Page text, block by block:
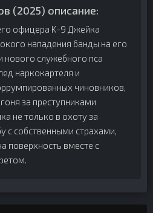
(2025) описание:
офицера K-9 Джейка
нападения банды на его
нового служебного пса
наркокартеля и
чиновников,
за преступниками
не только в охоту за
с собственными страхами,
поверхность вместе с